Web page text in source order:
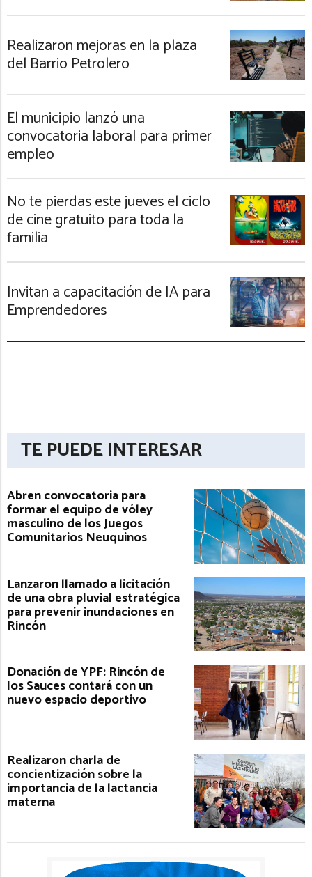
Realizaron mejoras en la plaza
del Barrio Petrolero
El municipio lanzó una
convocatoria laboral para primer
empleo
No te pierdas este jueves el ciclo
de cine gratuito para toda la
familia
Invitan a capacitación de IA para
Emprendedores
TE PUEDE INTERESAR
Abren convocatoria para
formar el equipo de vóley
masculino de los Juegos
Comunitarios Neuquinos
Lanzaron llamado a licitación
de una obra pluvial estratégica
para prevenir inundaciones en
Rincón
Donación de YPF: Rincón de
los Sauces contará con un
nuevo espacio deportivo
Realizaron charla de
concientización sobre la
importancia de la lactancia
materna